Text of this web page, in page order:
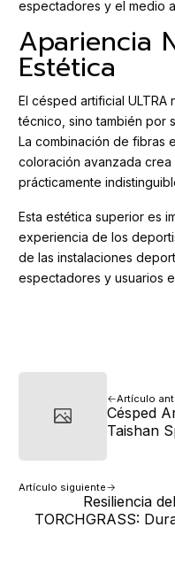
espectadores y el medio
Apariencia
Estética
El césped artificial
técnico, sino también por
La combinación de fibras
coloración avanzada
prácticamente
Esta estética superior es
experiencia de los
de las instalaciones
espectadores y usuarios
Artículo
Césped
Taishan
Artículo siguiente
Resiliencia
TORCHGRASS: